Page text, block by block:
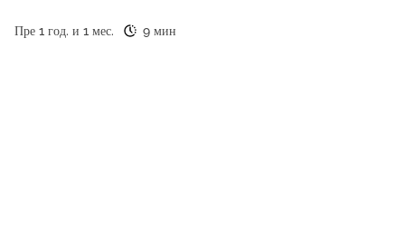
Пре 1 год. и 1 мес. 9 мин